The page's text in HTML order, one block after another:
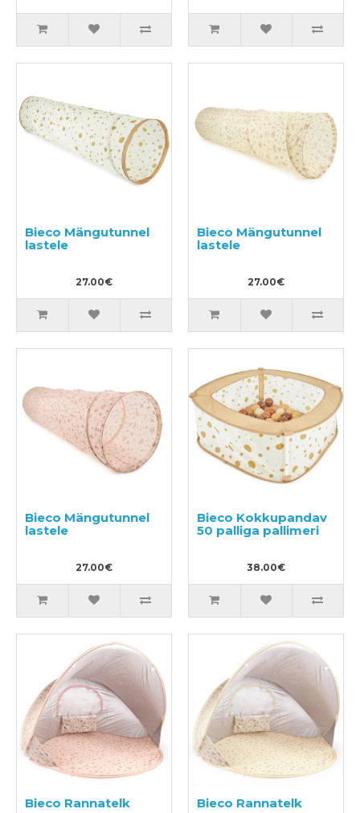
Bieco Mängutunnel
lastele
27.00€
Bieco Mängutunnel
lastele
27.00€
Bieco Mängutunnel
lastele
27.00€
Bieco Kokkupandav
50 palliga pallimeri
38.00€
Bieco Rannatelk Bieco Rannatelk